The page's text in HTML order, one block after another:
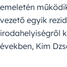
emeletén
vezető egyik
irodahelyiségről
években, Kim